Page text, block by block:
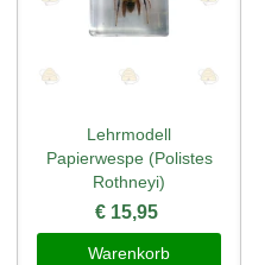
Lehrmodell
Papierwespe (Polistes
Rothneyi)
€ 15,95
Warenkorb